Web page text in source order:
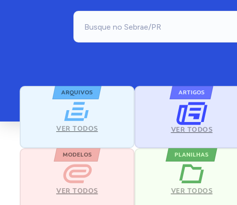
ARQUIVOS
VER TODOS
ARTIGOS
VER TODOS
MODELOS
VER TODOS
PLANILHAS
VER TODOS